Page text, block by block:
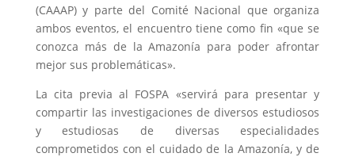
(CAAAP) y parte del Comité Nacional que organiza
ambos eventos, el encuentro tiene como fin «que se
conozca más de la Amazonía para poder afrontar
mejor sus problemáticas».
La cita previa al FOSPA «servirá para presentar y
compartir las investigaciones de diversos estudiosos
y estudiosas de diversas especialidades
comprometidos con el cuidado de la Amazonía, y de